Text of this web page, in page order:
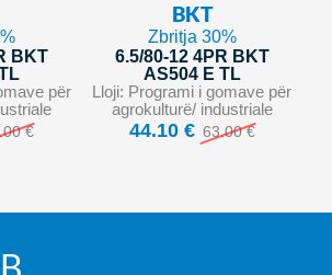
BKT
për
€
BKT
Zbritja 30%
6.5/80-12 4PR BKT
AS504 E TL
Lloji: Programi i gomave për
agrokulturë/ industriale
44.10 € 63.00 €